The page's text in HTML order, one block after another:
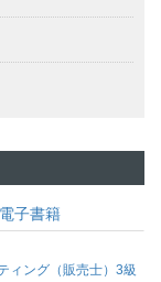
電子書籍
ィング（販売士）3級